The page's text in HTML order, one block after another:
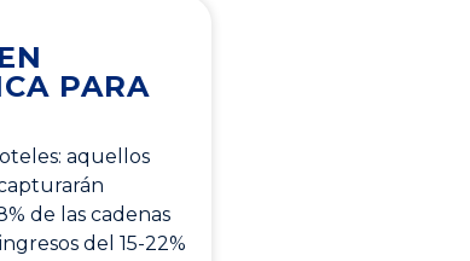
PARA
aquellos
de las cadenas
del 15-22%